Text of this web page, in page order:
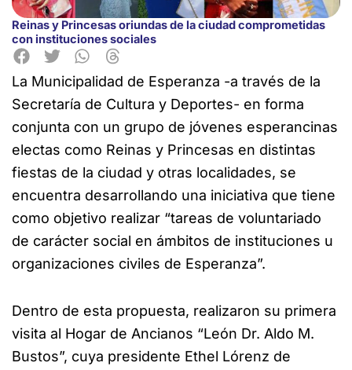
Reinas y Princesas oriundas de la ciudad comprometidas
con instituciones sociales
La Municipalidad de Esperanza -a través de la
Secretaría de Cultura y Deportes- en forma
conjunta con un grupo de jóvenes esperancinas
electas como Reinas y Princesas en distintas
fiestas de la ciudad y otras localidades, se
encuentra desarrollando una iniciativa que tiene
como objetivo realizar “tareas de voluntariado
de carácter social en ámbitos de instituciones u
organizaciones civiles de Esperanza”.
Dentro de esta propuesta, realizaron su primera
visita al Hogar de Ancianos “León Dr. Aldo M.
Bustos”, cuya presidente Ethel Lórenz de